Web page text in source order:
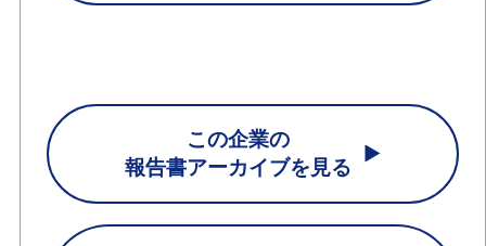
この企業の
報告書アーカイブを見る